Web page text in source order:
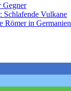
Gegner
Vulkane
Römer in Germanien